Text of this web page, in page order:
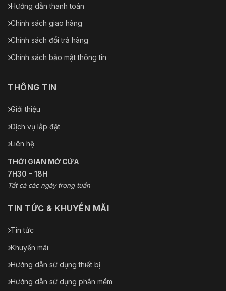
Hướng dẫn thanh toán
Chính sách giao hàng
Chính sách đổi trả hàng
Chính sách bảo mật thông tin
THÔNG TIN
Giới thiệu
Dịch vụ lắp đặt
Liên hệ
THỜI GIAN MỞ CỬA
7H30 - 18H
Tất cả các ngày trong tuần
TIN TỨC & KHUYẾN MÃI
Tin tức
Khuyến mãi
Hướng dẫn sử dụng thiết bị
Hướng dẫn sử dụng phần mềm